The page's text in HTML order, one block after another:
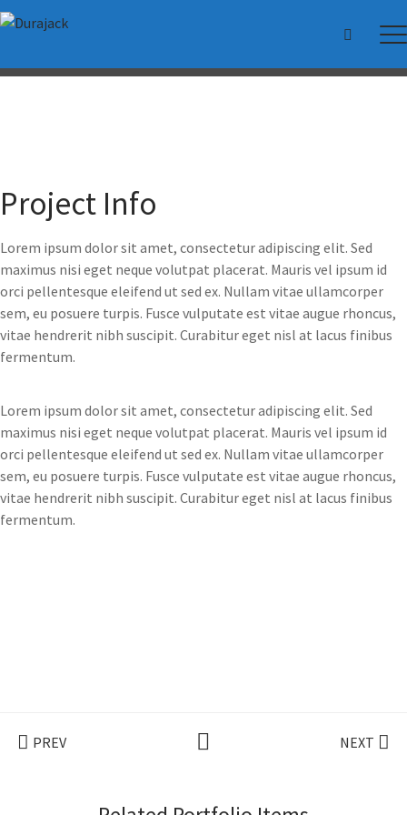
Project Info
Lorem ipsum dolor sit amet, consectetur adipiscing elit. Sed
maximus nisi eget neque volutpat placerat. Mauris vel ipsum id
orci pellentesque eleifend ut sed ex. Nullam vitae ullamcorper
sem, eu posuere turpis. Fusce vulputate est vitae augue rhoncus,
vitae hendrerit nibh suscipit. Curabitur eget nisl at lacus finibus
fermentum.
Lorem ipsum dolor sit amet, consectetur adipiscing elit. Sed
maximus nisi eget neque volutpat placerat. Mauris vel ipsum id
orci pellentesque eleifend ut sed ex. Nullam vitae ullamcorper
sem, eu posuere turpis. Fusce vulputate est vitae augue rhoncus,
vitae hendrerit nibh suscipit. Curabitur eget nisl at lacus finibus
fermentum.
PREV NEXT